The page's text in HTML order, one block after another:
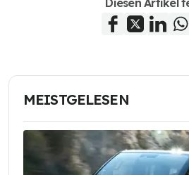
Diesen Artikel
MEISTGELESEN